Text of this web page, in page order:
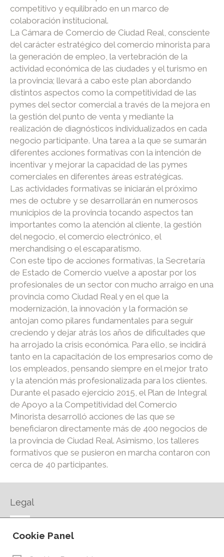
competitivo y equilibrado en un marco de
colaboración institucional.
La Cámara de Comercio de Ciudad Real, consciente
del carácter estratégico del comercio minorista para
la generación de empleo, la vertebración de la
actividad económica de las ciudades y el turismo en
la provincia; llevará a cabo este plan abordando
distintos aspectos como la competitividad de las
pymes del sector comercial a través de la mejora en
la gestión del punto de venta y mediante la
realización de diagnósticos individualizados en cada
negocio participante. Una tarea a la que se sumarán
diferentes acciones formativas con la intención de
incentivar y mejorar la capacidad de las pymes
comerciales en diferentes áreas estratégicas.
Las actividades formativas se iniciarán el próximo
mes de octubre y se desarrollarán en numerosos
municipios de la provincia tocando aspectos tan
importantes como la atención al cliente, la gestión
del negocio, el comercio electrónico, el
merchandising o el escaparatismo.
Con este tipo de acciones formativas, la Secretaría
de Estado de Comercio vuelve a apostar por los
profesionales de un sector con mucho arraigo en una
provincia como Ciudad Real y en el que la
modernización, la innovación y la formación se
antojan como pilares fundamentales para seguir
creciendo y dejar atrás los años de dificultades que
ha arrojado la crisis económica. Para ello, se incidirá
tanto en la capacitación de los empresarios como de
los empleados, pensando siempre en el mejor trato
y la atención más profesionalizada para los clientes.
Durante el pasado ejercicio 2015, el Plan de Integral
de Apoyo a la Competitividad del Comercio
Minorista desarrolló acciones de las que se
beneficiaron directamente más de 400 negocios de
la provincia de Ciudad Real. Asimismo, los talleres
formativos que se pusieron en marcha contaron con
cerca de 40 participantes.
Legal
AVISO LEGAL
Cookie Panel